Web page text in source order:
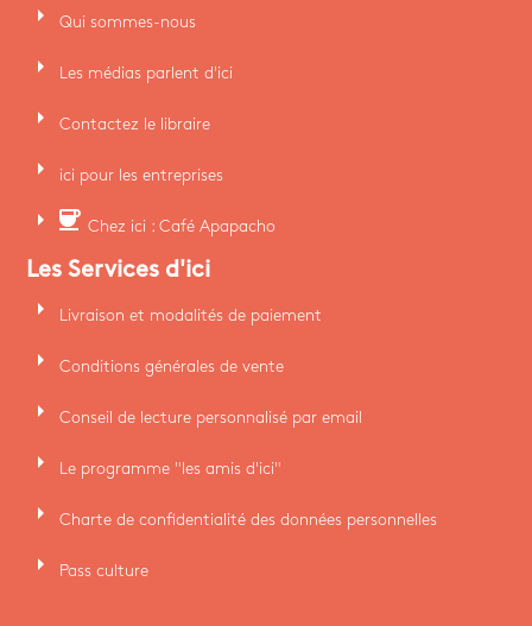
arrow_right Qui sommes-nous
arrow_right Les médias parlent d'ici
arrow_right Contactez le libraire
arrow_right ici pour les entreprises
arrow_right coffee Chez ici : Café Apapacho
Les Services d'ici
arrow_right Livraison et modalités de paiement
arrow_right Conditions générales de vente
arrow_right Conseil de lecture personnalisé par email
arrow_right Le programme "les amis d'ici"
arrow_right Charte de confidentialité des données personnelles
arrow_right Pass culture